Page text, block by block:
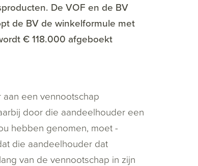
De VOF en de BV
de BV de winkelformule met
€ 118.000 afgeboekt
een vennootschap
door die aandeelhouder een
hebben genomen, moet -
die aandeelhouder dat
van de vennootschap in zijn